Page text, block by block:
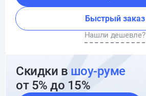
Быстрый заказ
Нашли дешевле?
Скидки в шоу-руме
от 5% до 15%